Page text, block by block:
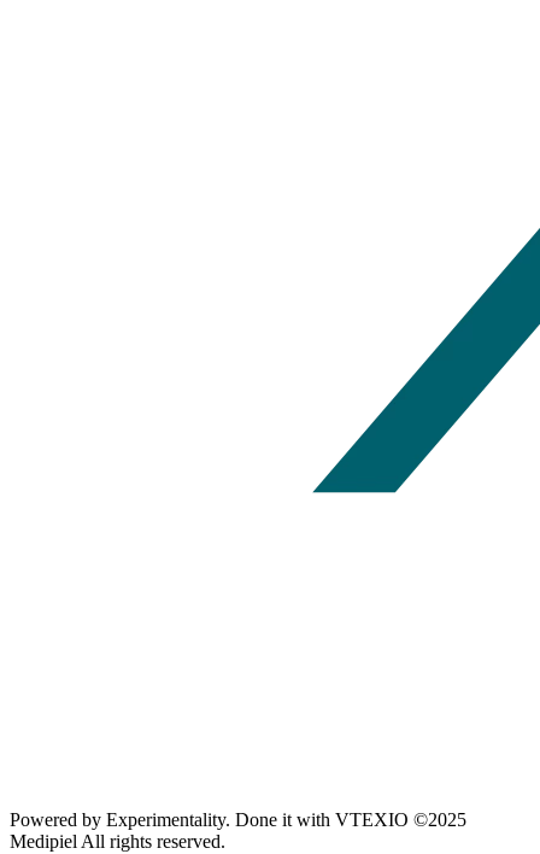
Powered by Experimentality. Done it with VTEXIO ©2025
Medipiel All rights reserved.